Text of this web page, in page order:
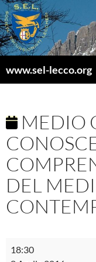
Vai
al
contenuto
www.sel-lecco.org
MEDIO
DEL
18:30